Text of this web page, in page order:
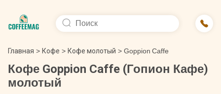
Главная > Кофе > Кофе молотый > Goppion Caffe
Кофе Goppion Caffe (Гопион Кафе)
молотый